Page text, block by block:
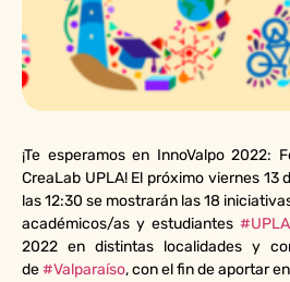
¡Te esperamos en InnoValpo 2022:
CreaLab UPLA! El próximo viernes
las 12:30 se mostrarán las 18
académicos/as y estudiantes #UPLA
2022 en distintas localidades y
de#Valparaíso, con el fin de aportar